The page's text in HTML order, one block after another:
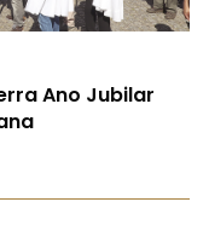
Ano Jubilar